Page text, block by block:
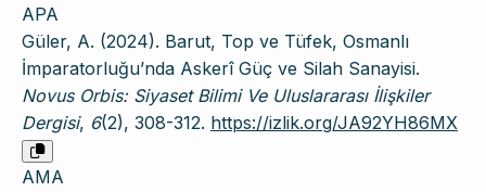
APA
Güler, A. (2024). Barut, Top ve Tüfek, Osmanlı
İmparatorluğu’nda Askerî Güç ve Silah Sanayisi.
Novus Orbis: Siyaset Bilimi Ve Uluslararası İlişkiler
Dergisi, 6(2), 308-312. https://izlik.org/JA92YH86MX
AMA